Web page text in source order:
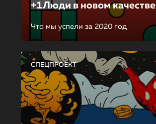
+1Люди в новом качестве
Что мы успели за 2020 год
СПЕЦПРОЕКТ